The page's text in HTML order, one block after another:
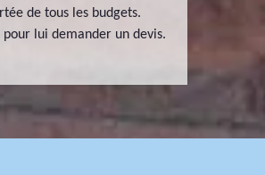
de tous les budgets.
pour lui demander un devis.